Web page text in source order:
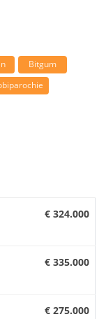
Bitgum
€ 324.000
€ 335.000
€ 275.000